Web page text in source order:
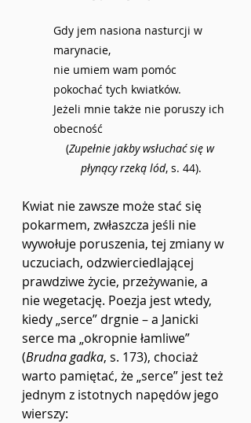
Gdy jem nasiona nasturcji w
marynacie,
nie umiem wam pomóc
pokochać tych kwiatków.
Jeżeli mnie także nie poruszy ich
obecność
(Zupełnie jakby wsłuchać się w
płynący rzeką lód, s. 44).
Kwiat nie zawsze może stać się
pokarmem, zwłaszcza jeśli nie
wywołuje poruszenia, tej zmiany w
uczuciach, odzwierciedlającej
prawdziwe życie, przeżywanie, a
nie wegetację. Poezja jest wtedy,
kiedy „serce” drgnie – a Janicki
serce ma „okropnie łamliwe”
(Brudna gadka, s. 173), chociaż
warto pamiętać, że „serce” jest też
jednym z istotnych napędów jego
wierszy: